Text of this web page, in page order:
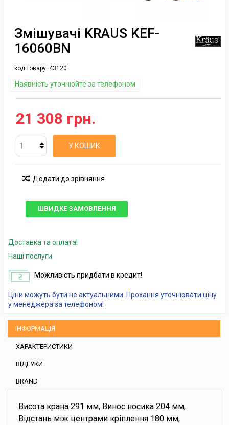
Змішувачі KRAUS KEF-
16060BN
код товару: 43120
Наявність уточнюйте за телефоном
21 308 грн.
У КОШИК
Додати до зрівняння
ШВИДКЕ ЗАМОВЛЕННЯ
Доставка та оплата!
Наші послуги
Можливість придбати в кредит!
Ціни можуть бути не актуальними. Прохання уточнювати ціну
у менеджера за телефоном!
ІНФОРМАЦІЯ
ХАРАКТЕРИСТИКИ
ВІДГУКИ
BRAND
Висота крана 291 мм, Винос носика 204 мм,
Відстань між центрами кріплення 180 мм,